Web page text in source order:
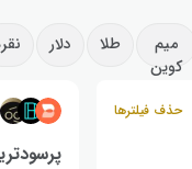
میم
کوین
طلا دلار
حذف فیلترها